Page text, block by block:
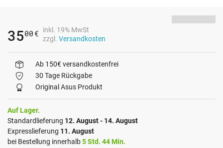
3500 €
inkl. 19% MwSt
zzgl. Versandkosten
Ab 150€ versandkostenfrei
30 Tage Rückgabe
Original Asus Produkt
Auf Lager.
Standardlieferung 12. August - 14. August
Expresslieferung 11. August
bei Bestellung innerhalb5 Std. 44 Min.